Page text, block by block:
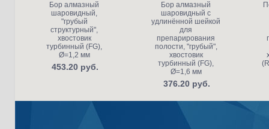
Бор алмазный
шаровидный,
"грубый
структурный",
хвостовик
турбинный (FG),
Ø=1,2 мм
453.20 руб.
Бор алмазный
шаровидный с
удлинённой шейкой
для
препарирования
полости, "грубый",
хвостовик
турбинный (FG),
Ø=1,6 мм
376.20 руб.